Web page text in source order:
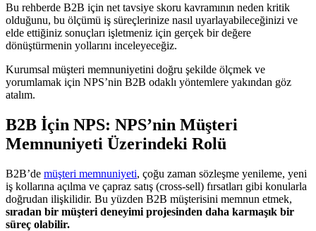
Bu rehberde B2B için net tavsiye skoru kavramının neden kritik
olduğunu, bu ölçümü iş süreçlerinize nasıl uyarlayabileceğinizi ve
elde ettiğiniz sonuçları işletmeniz için gerçek bir değere
dönüştürmenin yollarını inceleyeceğiz.
Kurumsal müşteri memnuniyetini doğru şekilde ölçmek ve
yorumlamak için NPS’nin B2B odaklı yöntemlere yakından göz
atalım.
B2B İçin NPS: NPS’nin Müşteri
Memnuniyeti Üzerindeki Rolü
B2B’de müşteri memnuniyeti, çoğu zaman sözleşme yenileme, yeni
iş kollarına açılma ve çapraz satış (cross-sell) fırsatları gibi konularla
doğrudan ilişkilidir. Bu yüzden B2B müşterisini memnun etmek,
sıradan bir müşteri deneyimi projesinden daha karmaşık bir
süreç olabilir.